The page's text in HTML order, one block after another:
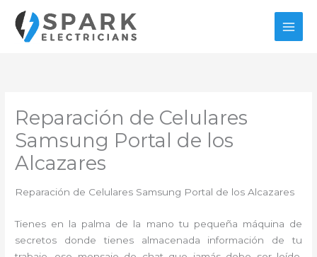
contenido
Reparación de Celulares
Samsung Portal de los
Alcazares
Reparación de Celulares Samsung Portal de los Alcazares
Tienes en la palma de la mano tu pequeña máquina de
secretos donde tienes almacenada información de tu